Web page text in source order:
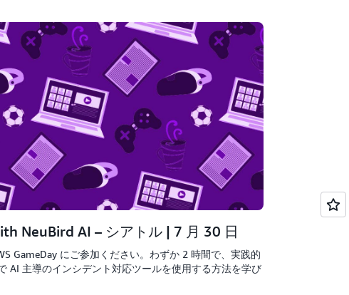
NeuBird AI – シアトル | 7 月 30 日
GameDay にご参加ください。わずか 2 時間で、実践的
AI 主導のインシデント対応ツールを使用する方法を学び